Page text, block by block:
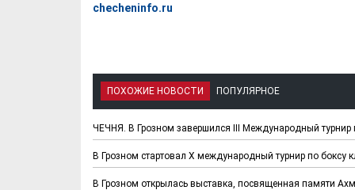
checheninfo.ru
ПОХОЖИЕ НОВОСТИ ПОПУЛЯРНОЕ
ЧЕЧНЯ. В Грозном завершился III Международный турнир
В Грозном стартовал X международный турнир по
В Грозном открылась выставка, посвященная памяти